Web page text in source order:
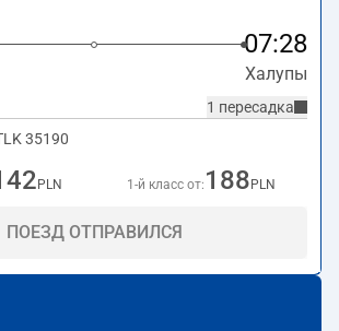
07:28
Халупы
1 пересадка
35190
PLN 1-й класс от: 188 PLN
ПОЕЗД ОТПРАВИЛСЯ